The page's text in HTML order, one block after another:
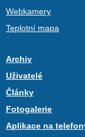
Webkamery
Teplotní mapa
Archiv
Uživatelé
Články
Fotogalerie
Aplikace na